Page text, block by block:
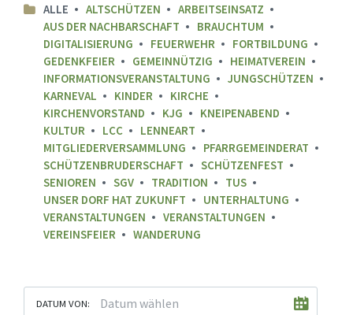
ALLE ALTSCHÜTZEN
ARBEITSEINSATZ
AUS DER NACHBARSCHAFT
BRAUCHTUM
DIGITALISIERUNG
FEUERWEHR
FORTBILDUNG
GEDENKFEIER
GEMEINNÜTZIG
HEIMATVEREIN
INFORMATIONSVERANSTALTUNG
JUNGSCHÜTZEN
KARNEVAL
KINDER
KIRCHE
KIRCHENVORSTAND
KJG
KNEIPENABEND
KULTUR
LCC
LENNEART
MITGLIEDERVERSAMMLUNG
PFARRGEMEINDERAT
SCHÜTZENBRUDERSCHAFT
SCHÜTZENFEST
SENIOREN
SGV TRADITION
TUS
UNSER DORF HAT ZUKUNFT
UNTERHALTUNG
VERANSTALTUNGEN
VERANSTALTUNGEN
VEREINSFEIER
WANDERUNG
DATUM VON: